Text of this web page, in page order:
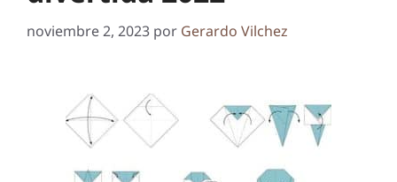
noviembre 2, 2023 por Gerardo Vilchez